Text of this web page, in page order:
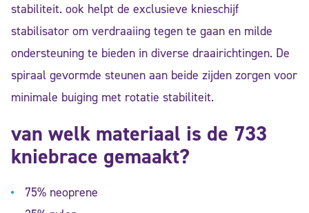
stabiliteit. ook helpt de exclusieve knieschijf
stabilisator om verdraaiing tegen te gaan en milde
ondersteuning te bieden in diverse draairichtingen. De
spiraal gevormde steunen aan beide zijden zorgen voor
minimale buiging met rotatie stabiliteit.
van welk materiaal is de 733
kniebrace gemaakt?
75% neoprene